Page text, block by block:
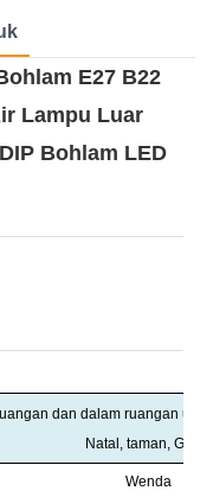
E27 B22
Lampu Luar
Bohlam LED
dan dalam ruangan
Natal, taman, Grosir
Wenda